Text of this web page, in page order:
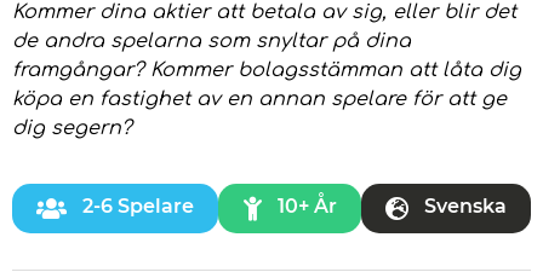
Kommer dina aktier att betala av sig, eller blir det
de andra spelarna som snyltar på dina
framgångar? Kommer bolagsstämman att låta dig
köpa en fastighet av en annan spelare för att ge
dig segern?
2-6 Spelare 10+ År Svenska